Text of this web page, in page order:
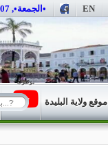
••الجمعة•, 07 •أوت• 2026• ف EN
موقع ولاية البليدة
يوتيوب